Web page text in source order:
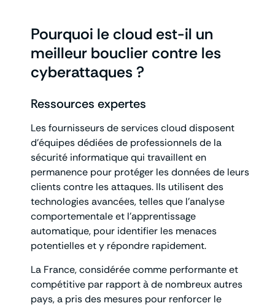
Pourquoi le cloud est-il un
meilleur bouclier contre les
cyberattaques ?
Ressources expertes
Les fournisseurs de services cloud disposent
d’équipes dédiées de professionnels de la
sécurité informatique qui travaillent en
permanence pour protéger les données de leurs
clients contre les attaques. Ils utilisent des
technologies avancées, telles que l’analyse
comportementale et l’apprentissage
automatique, pour identifier les menaces
potentielles et y répondre rapidement.
La France, considérée comme performante et
compétitive par rapport à de nombreux autres
pays, a pris des mesures pour renforcer le